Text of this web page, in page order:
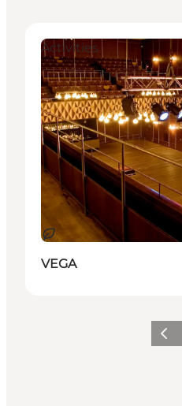
Sostenibile
Activities
VEGA